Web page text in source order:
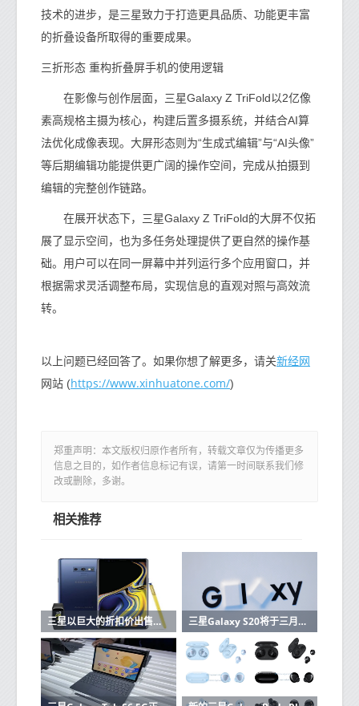
技术的进步，是三星致力于打造更具品质、功能更丰富
的折叠设备所取得的重要成果。
三折形态 重构折叠屏手机的使用逻辑
在影像与创作层面，三星Galaxy Z TriFold以2亿像
素高规格主摄为核心，构建后置多摄系统，并结合AI算
法优化成像表现。大屏形态则为“生成式编辑”与“AI头像”
等后期编辑功能提供更广阔的操作空间，完成从拍摄到
编辑的完整创作链路。
在展开状态下，三星Galaxy Z TriFold的大屏不仅拓
展了显示空间，也为多任务处理提供了更自然的操作基
础。用户可以在同一屏幕中并列运行多个应用窗口，并
根据需求灵活调整布局，实现信息的直观对照与高效流
转。
以上问题已经回答了。如果你想了解更多，请关新经网
网站 (https://www.xinhuatone.com/)
郑重声明：本文版权归原作者所有，转载文章仅为传播更多
信息之目的，如作者信息标记有误，请第一时间联系我们修
改或删除，多谢。
相关推荐
三星以巨大的折扣价出售Galaxy Note 9同时还包括Galaxy Fit 三星Galaxy S20将于三月的第一周发布